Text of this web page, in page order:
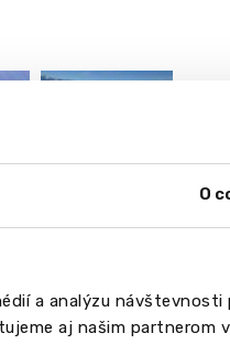
O
a analýzu návštevnosti
aj našim partnerom